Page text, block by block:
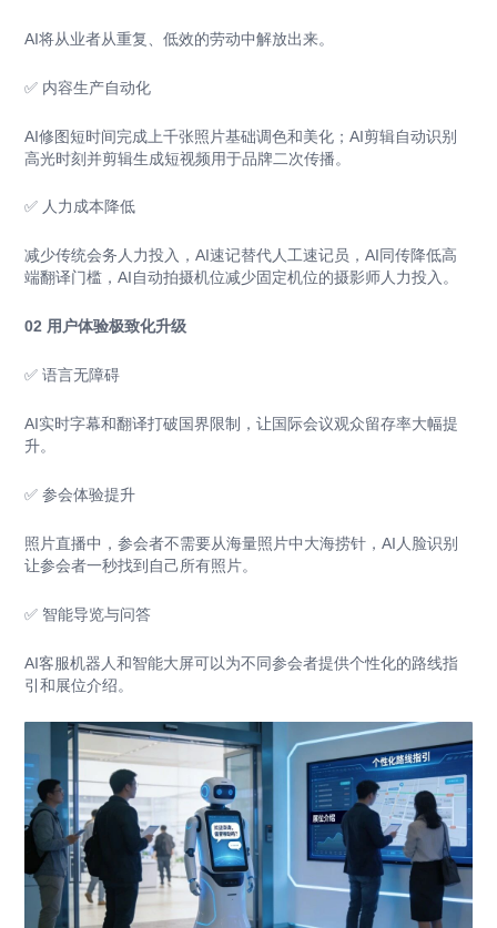
AI将从业者从重复、低效的劳动中解放出来。
✅ 内容生产自动化
AI修图短时间完成上千张照片基础调色和美化；AI剪辑自动识别
高光时刻并剪辑生成短视频用于品牌二次传播。
✅ 人力成本降低
减少传统会务人力投入，AI速记替代人工速记员，AI同传降低高
端翻译门槛，AI自动拍摄机位减少固定机位的摄影师人力投入。
02 用户体验极致化升级
✅ 语言无障碍
AI实时字幕和翻译打破国界限制，让国际会议观众留存率大幅提
升。
✅ 参会体验提升
照片直播中，参会者不需要从海量照片中大海捞针，AI人脸识别
让参会者一秒找到自己所有照片。
✅ 智能导览与问答
AI客服机器人和智能大屏可以为不同参会者提供个性化的路线指
引和展位介绍。